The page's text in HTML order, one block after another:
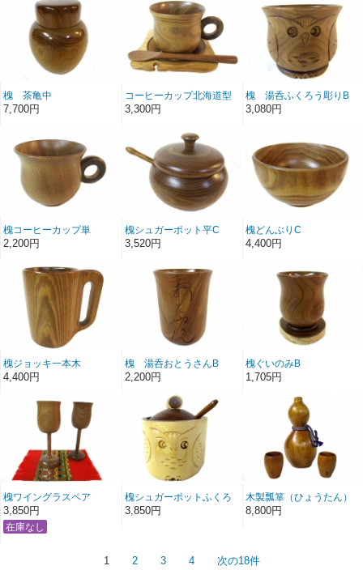
槐 茶亀中
7,700円
コーヒーカップ北海道型
皿
3,300円
槐 湯呑ふくろう彫りB
3,080円
槐コーヒーカップ単
2,200円
槐シュガーポット平C
3,520円
槐どんぶりC
4,400円
槐ジョッキ一本木
4,400円
槐 湯呑おとうさんB
2,200円
槐ぐいのみB
1,705円
槐ワイングラスペア
3,850円
槐シュガーポットふくろ
う彫皮つき
3,850円
木製瓢箪（ひょうたん）
徳利 ぐいのみセット
8,800円
1 2 3 4 次の18件